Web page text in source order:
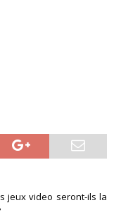
jeux video seront-ils la